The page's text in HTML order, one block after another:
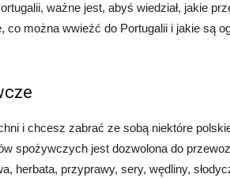
ważne jest, abyś wiedział, jakie
co można wwieźć do Portugalii i jakie są
i chcesz zabrać ze sobą niektóre
spożywczych jest dozwolona do
herbata, przyprawy, sery, wędliny,